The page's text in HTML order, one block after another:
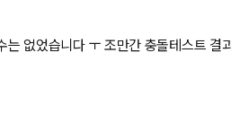
없었습니다 ㅜ 조만간 충돌테스트 결